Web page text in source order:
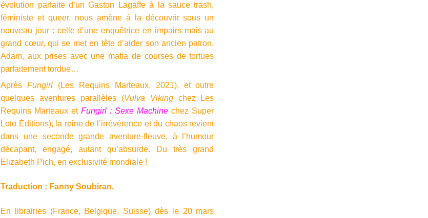
évolution parfaite d’un Gaston Lagaffe à la sauce trash,
féministe et queer, nous amène à la découvrir sous un
nouveau jour : celle d’une enquêtrice en impairs mais au
grand cœur, qui se met en tête d’aider son ancien patron,
Adam, aux prises avec une mafia de courses de tortues
parfaitement tordue…
Après Fungirl (Les Requins Marteaux, 2021), et outre
quelques aventures parallèles (Vulva Vikingchez Les
Requins Marteaux etFungirl : Sexe Machine chez Super
Loto Éditions), la reine de l’irrévérence et du chaos revient
dans une seconde grande aventure-fleuve, à l’humour
décapant, engagé, autant qu’absurde. Du très grand
Elizabeth Pich, en exclusivité mondiale !
Traduction : Fanny Soubiran.
En librairies (France, Belgique, Suisse) dès le 20 mars